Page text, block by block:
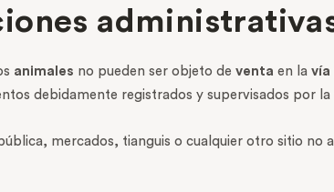
animales no pueden ser objeto de venta en la vía
debidamente registrados y supervisados por la
mercados, tianguis o cualquier otro sitio no